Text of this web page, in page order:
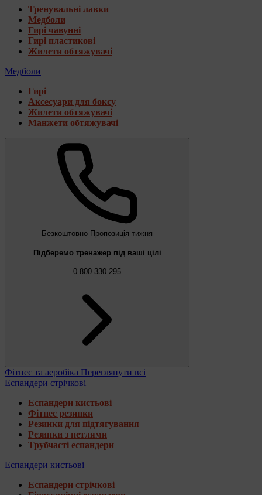
Тренувальні лавки
Медболи
Гирі чавунні
Гирі пластикові
Жилети обтяжувачі
Медболи
Гирі
Аксесуари для боксу
Жилети обтяжувачі
Манжети обтяжувачі
Безкоштовно Пропозиція тижня
Підберемо тренажер під ваші цілі
0 800 330 295
Фітнес та аеробіка Переглянути всі
Еспандери стрічкові
Еспандери кистьові
Фітнес резинки
Резинки для підтягування
Резинки з петлями
Трубчасті еспандери
Еспандери кистьові
Еспандери стрічкові